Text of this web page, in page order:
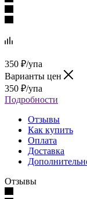
350 ₽/упа
Варианты цен
350 ₽/упа
Подробности
Отзывы
Как купить
Оплата
Доставка
Отзывы